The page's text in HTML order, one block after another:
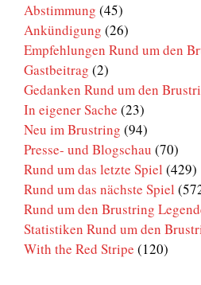
Abstimmung (45)
Ankündigung (26)
Empfehlungen Rund um den
Gastbeitrag (2)
Gedanken Rund um den
In eigener Sache (23)
Neu im Brustring (94)
Presse- und Blogschau (70)
Rund um das letzte Spiel (429)
Rund um das nächste Spiel
Rund um den Brustring
Statistiken Rund um den
With the Red Stripe (120)